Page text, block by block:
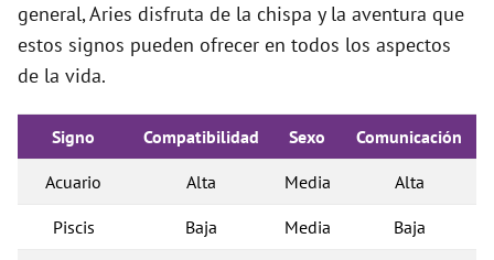
general, Aries disfruta de la chispa y la aventura que
estos signos pueden ofrecer en todos los aspectos
de la vida.
Signo Compatibilidad Sexo Comunicación
Acuario Alta Media Alta
Piscis Baja Media Baja